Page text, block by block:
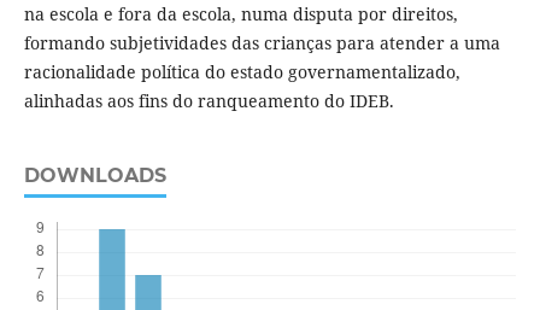
na escola e fora da escola, numa disputa por direitos,
formando subjetividades das crianças para atender a uma
racionalidade política do estado governamentalizado,
alinhadas aos fins do ranqueamento do IDEB.
DOWNLOADS